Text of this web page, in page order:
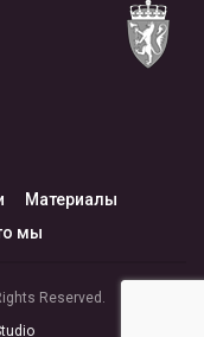
Материалы
мы
Reserved.